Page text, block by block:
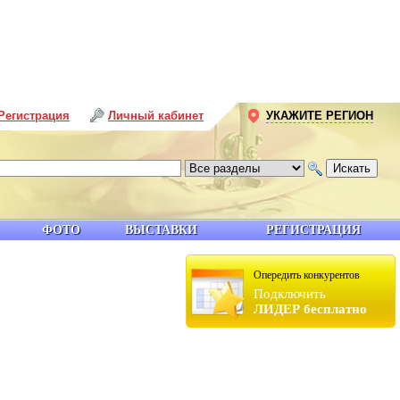
Опередить конкурентов
Подключить
ЛИДЕР бесплатно
ФОТО ВЫСТАВКИ РЕГИСТРАЦИЯ
Личный кабинет
Регистрация УКАЖИТЕ РЕГИОН